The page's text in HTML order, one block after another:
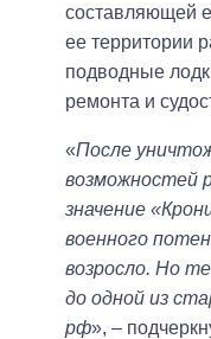
составляющей
ее территории
подводные
ремонта и
«После
возможностей
значение
военного
возросло. Но
до одной из
рф», –